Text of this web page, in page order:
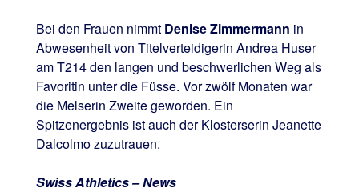
Bei den Frauen nimmtDenise Zimmermann in
Abwesenheit von Titelverteidigerin Andrea Huser
am T214 den langen und beschwerlichen Weg als
Favoritin unter die Füsse. Vor zwölf Monaten war
die Melserin Zweite geworden. Ein
Spitzenergebnis ist auch der Klosterserin Jeanette
Dalcolmo zuzutrauen.
Swiss Athletics – News